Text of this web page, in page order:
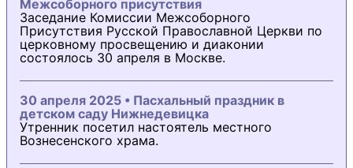
Межсоборного присутствия
Заседание Комиссии Межсоборного
Присутствия Русской Православной Церкви по
церковному просвещению и диаконии
состоялось 30 апреля в Москве.
30 апреля 2025 • Пасхальный праздник в
детском саду Нижнедевицка
Утренник посетил настоятель местного
Вознесенского храма.